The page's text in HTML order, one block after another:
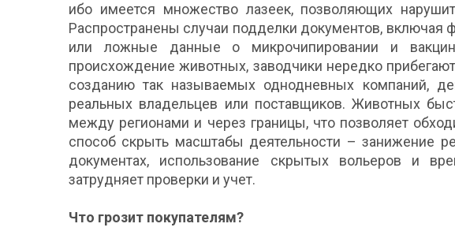
ибо имеется множество лазеек, позволяющих
Распространены случаи подделки документов, включая
или ложные данные о микрочипировании и
происхождение животных, заводчики нередко
созданию так называемых однодневных компаний,
реальных владельцев или поставщиков. Животных
между регионами и через границы, что позволяет
способ скрыть масштабы деятельности – занижение
документах, использование скрытых вольеров и
затрудняет проверки и учет.
Что грозит покупателям?